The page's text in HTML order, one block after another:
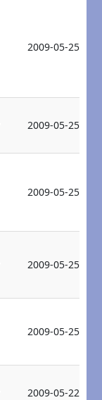
2009-05-25
2009-05-25
2009-05-25
2009-05-25
2009-05-25
2009-05-22